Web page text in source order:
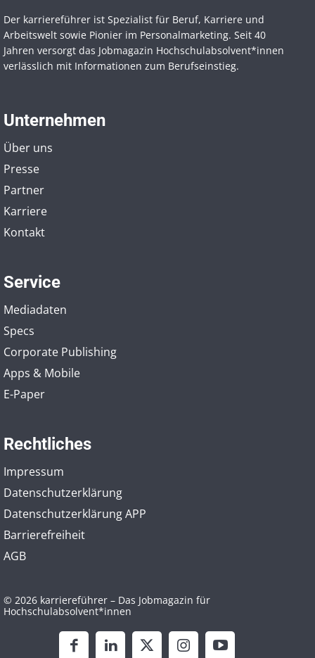
Der karriereführer ist Spezialist für Beruf, Karriere und
Arbeitswelt sowie Pionier im Personal­marketing. Seit 40
Jahren versorgt das Jobmagazin Hochschul­absolvent*innen
verlässlich mit Informationen zum Berufseinstieg.
Unternehmen
Über uns
Presse
Partner
Karriere
Kontakt
Service
Mediadaten
Specs
Corporate Publishing
Apps & Mobile
E-Paper
Rechtliches
Impressum
Datenschutzerklärung
Datenschutzerklärung APP
Barrierefreiheit
AGB
© 2026 karriereführer – Das Jobmagazin für
Hochschulabsolvent*innen